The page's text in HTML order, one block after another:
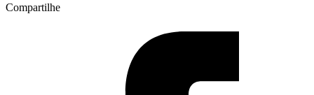
Compartilhe